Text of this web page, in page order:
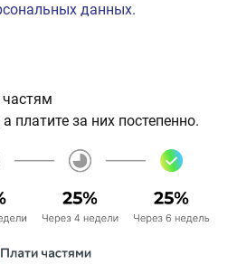
данных.
частям
платите за них постепенно.